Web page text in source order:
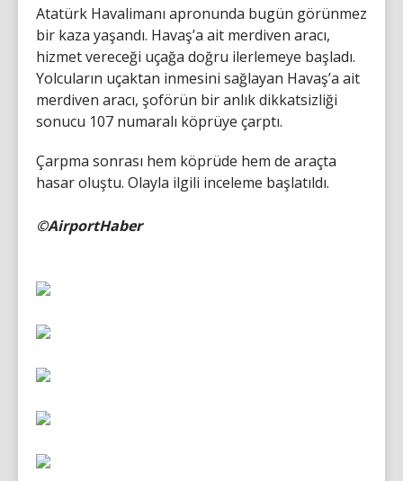
Atatürk Havalimanı apronunda bugün görünmez
bir kaza yaşandı. Havaş’a ait merdiven aracı,
hizmet vereceği uçağa doğru ilerlemeye başladı.
Yolcuların uçaktan inmesini sağlayan Havaş’a ait
merdiven aracı, şoförün bir anlık dikkatsizliği
sonucu 107 numaralı köprüye çarptı.
Çarpma sonrası hem köprüde hem de araçta
hasar oluştu. Olayla ilgili inceleme başlatıldı.
©AirportHaber